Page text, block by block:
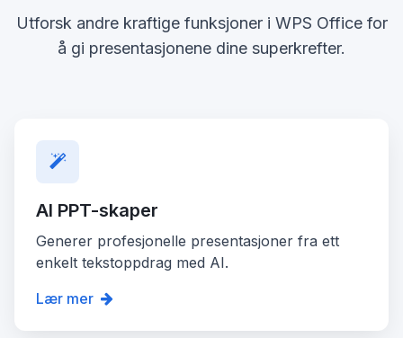
Utforsk andre kraftige funksjoner i WPS Office for
å gi presentasjonene dine superkrefter.
AI PPT-skaper
Generer profesjonelle presentasjoner fra ett
enkelt tekstoppdrag med AI.
Lær mer